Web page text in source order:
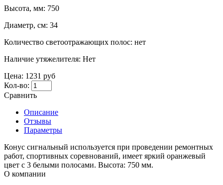
Высота, мм: 750
Диаметр, см: 34
Количество светоотражающих полос: нет
Наличие утяжелителя: Нет
Цена: 1231 руб
Кол-во:
Сравнить
Описание
Отзывы
Параметры
Конус сигнальный используется при проведении ремонтных
работ, спортивных соревнований, имеет яркий оранжевый
цвет с 3 белыми полосами. Высота: 750 мм.
О компании